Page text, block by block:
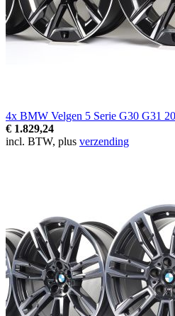
4x BMW Velgen 5 Serie G30 G31
€ 1.829,24
incl. BTW, plus verzending